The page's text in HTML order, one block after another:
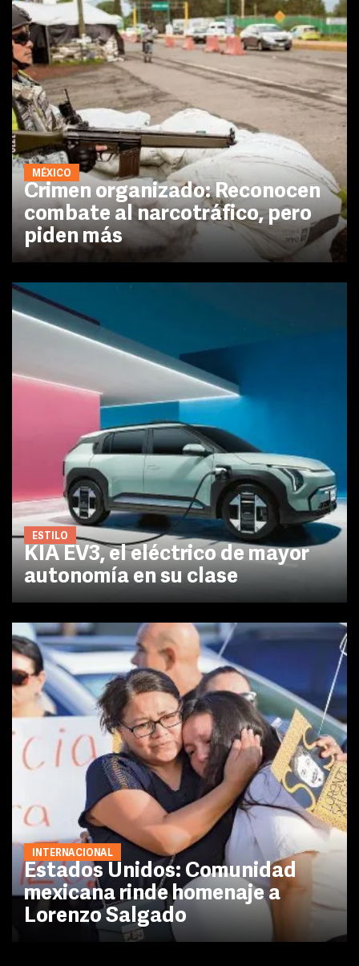
MÉXICO
Crimen organizado: Reconocen
combate al narcotráfico, pero
piden más
ESTILO
KIA EV3, el eléctrico de mayor
autonomía en su clase
INTERNACIONAL
Estados Unidos: Comunidad
mexicana rinde homenaje a
Lorenzo Salgado